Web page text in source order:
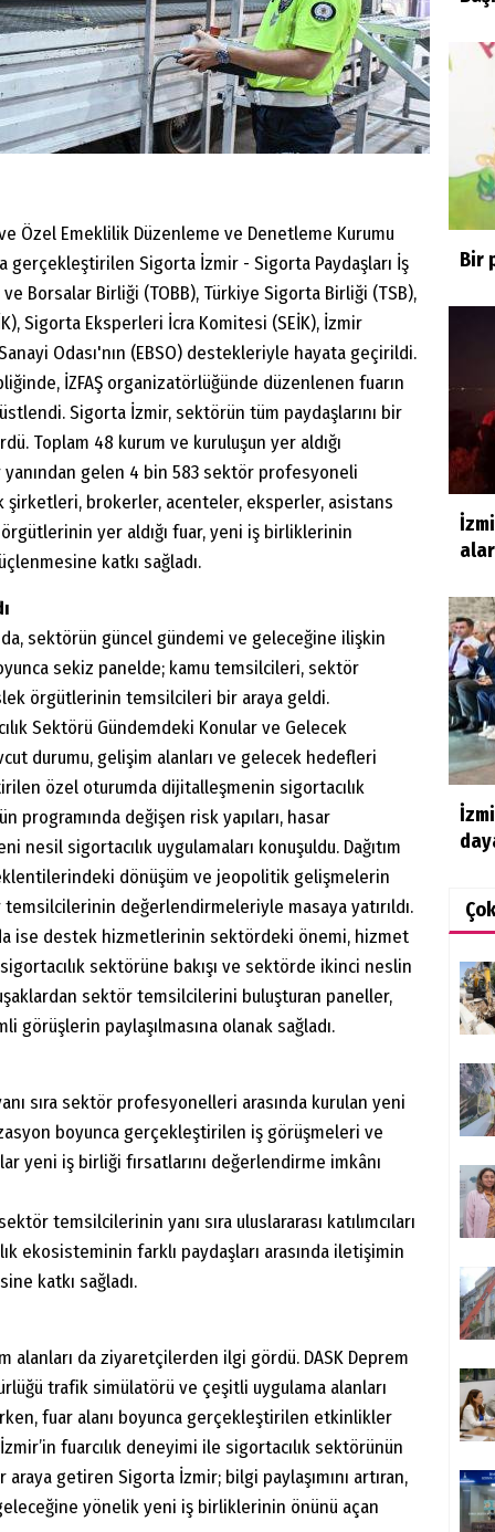
ve Özel Emeklilik Düzenleme ve Denetleme Kurumu
gerçekleştirilen Sigorta İzmir - Sigorta Paydaşları İş
Borsalar Birliği (TOBB), Türkiye Sigorta Birliği (TSB),
Sigorta Eksperleri İcra Komitesi (SEİK), İzmir
Odası'nın (EBSO) destekleriyle hayata geçirildi.
İZFAŞ organizatörlüğünde düzenlenen fuarın
Sigorta İzmir, sektörün tüm paydaşlarını bir
Toplam 48 kurum ve kuruluşun yer aldığı
gelen 4 bin 583 sektör profesyoneli
şirketleri, brokerler, acenteler, eksperler, asistans
yer aldığı fuar, yeni iş birliklerinin
katkı sağladı.
sektörün güncel gündemi ve geleceğine ilişkin
sekiz panelde; kamu temsilcileri, sektör
örgütlerinin temsilcileri bir araya geldi.
Sektörü Gündemdeki Konular ve Gelecek
durumu, gelişim alanları ve gelecek hedefleri
özel oturumda dijitalleşmenin sigortacılık
programında değişen risk yapıları, hasar
sigortacılık uygulamaları konuşuldu. Dağıtım
dönüşüm ve jeopolitik gelişmelerin
değerlendirmeleriyle masaya yatırıldı.
ise destek hizmetlerinin sektördeki önemi, hizmet
sektörüne bakışı ve sektörde ikinci neslin
sektör temsilcilerini buluşturan paneller,
görüşlerin paylaşılmasına olanak sağladı.
sıra sektör profesyonelleri arasında kurulan yeni
boyunca gerçekleştirilen iş görüşmeleri ve
yeni iş birliği fırsatlarını değerlendirme imkânı
temsilcilerinin yanı sıra uluslararası katılımcıları
ekosisteminin farklı paydaşları arasında iletişimin
katkı sağladı.
alanları da ziyaretçilerden ilgi gördü. DASK Deprem
trafik simülatörü ve çeşitli uygulama alanları
fuar alanı boyunca gerçekleştirilen etkinlikler
fuarcılık deneyimi ile sigortacılık sektörünün
getiren Sigorta İzmir; bilgi paylaşımını artıran,
yönelik yeni iş birliklerinin önünü açan
Bir